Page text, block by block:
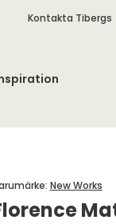
Kontakta Tibergs
: New Works